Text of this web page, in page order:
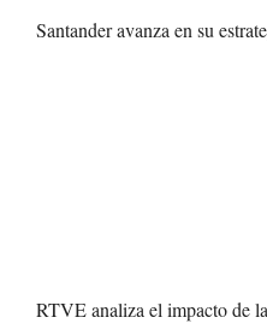
Santander avanza en su
RTVE analiza el impacto de